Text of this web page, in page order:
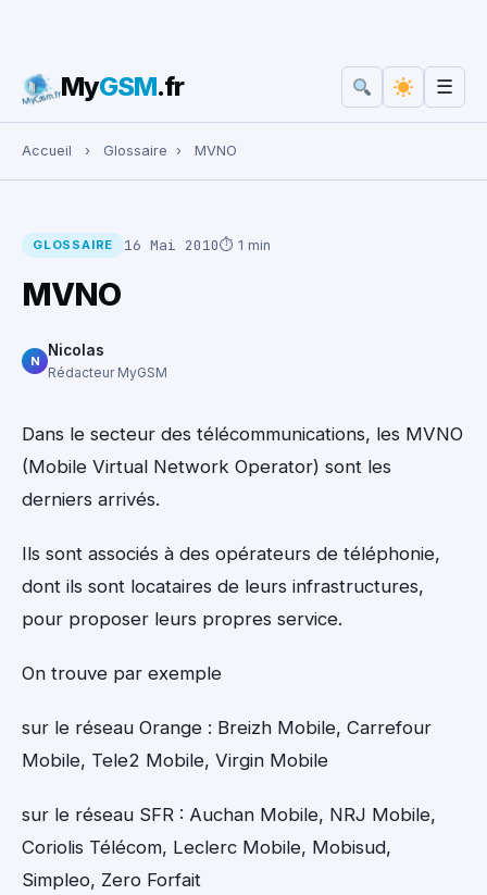
Rechercher :
MyGSM.fr ☰
Accueil › Glossaire › MVNO
GLOSSAIRE 16 Mai 2010⏱ 1 min
MVNO
N
Nicolas
Rédacteur MyGSM
Dans le secteur des télécommunications, les MVNO
(Mobile Virtual Network Operator) sont les
derniers arrivés.
Ils sont associés à des opérateurs de téléphonie,
dont ils sont locataires de leurs infrastructures,
pour proposer leurs propres service.
On trouve par exemple
sur le réseau Orange : Breizh Mobile, Carrefour
Mobile, Tele2 Mobile, Virgin Mobile
sur le réseau SFR : Auchan Mobile, NRJ Mobile,
Coriolis Télécom, Leclerc Mobile, Mobisud,
Simpleo, Zero Forfait